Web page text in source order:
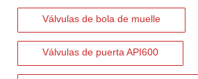
Válvulas de bola de muelle
Válvulas de puerta API600